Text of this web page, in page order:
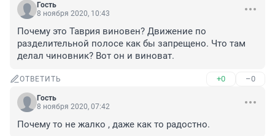
Гость
8 ноября 2020, 10:43
Почему это Таврия виновен? Движение по
разделительной полосе как бы запрещено. Что там
делал чиновник? Вот он и виноват.
ОТВЕТИТЬ +0 –0
Гость
8 ноября 2020, 07:42
Почему то не жалко , даже как то радостно.